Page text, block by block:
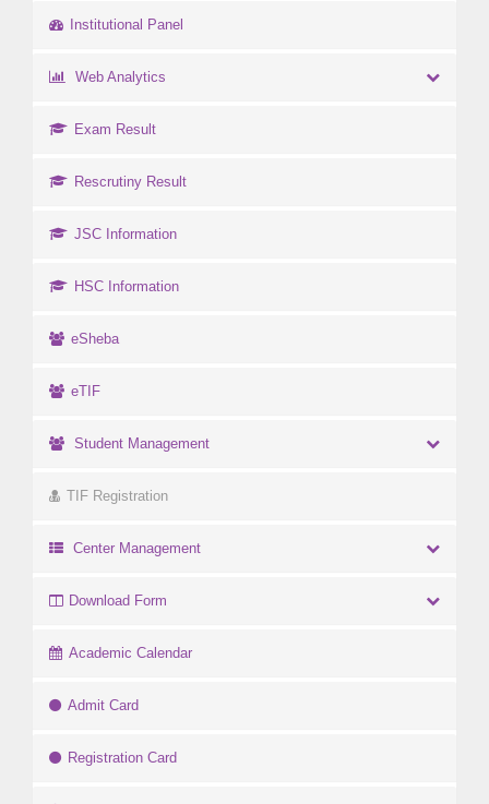
Institutional Panel
Web Analytics
Exam Result
Rescrutiny Result
JSC Information
HSC Information
eSheba
eTIF
Student Management
TIF Registration
Center Management
Download Form
Academic Calendar
Admit Card
Registration Card